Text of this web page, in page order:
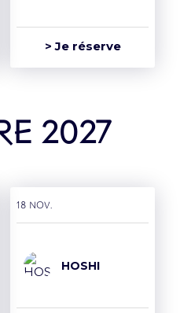
> Je réserve
2027
18 nov.
HOSHI